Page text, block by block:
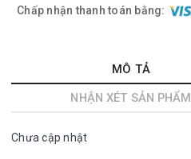
Chấp nhận thanh toán bằng:
MÔ TẢ
NHẬN XÉT SẢN PHẨM
Chưa cập nhật